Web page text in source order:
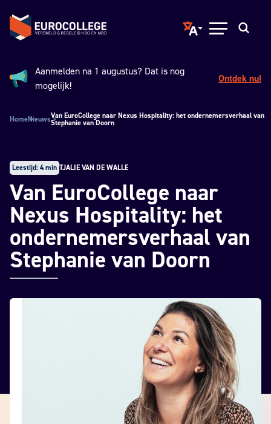
Spring naar hoofdinhoud
Terug naar de homepage
Translate page to
Open menu
Aankondiging:
Aanmelden na 1 augustus? Dat is nog
mogelijk!
Ontdek nu!
HomeNieuwsVan EuroCollege naar Nexus Hospitality: het ondernemersverhaal van
Stephanie van Doorn
Leestijd: 4 min TJALIE VAN DE WALLE
Van EuroCollege naar
Nexus Hospitality: het
ondernemersverhaal van
Stephanie van Doorn